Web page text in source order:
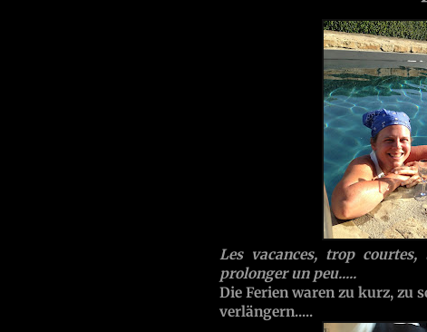
Les vacances, trop
prolonger un peu.....
Die Ferien waren zu kurz, zu
verlängern.....